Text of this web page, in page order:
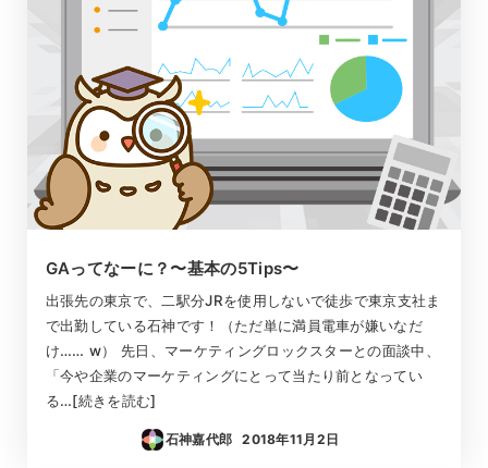
GAってなーに？〜基本の5Tips〜
出張先の東京で、二駅分JRを使用しないで徒歩で東京支社ま
で出勤している石神です！（ただ単に満員電車が嫌いなだ
け…… w） 先日、マーケティングロックスターとの面談中、
「今や企業のマーケティングにとって当たり前となってい
る…[続きを読む]
石神嘉代郎
投稿日
2018年11月2日